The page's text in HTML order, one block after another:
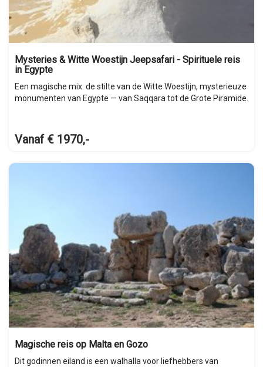
Mysteries & Witte Woestijn Jeepsafari - Spirituele reis
in Egypte
Een magische mix: de stilte van de Witte Woestijn, mysterieuze
monumenten van Egypte — van Saqqara tot de Grote Piramide.
Vanaf € 1970,-
Magische reis op Malta en Gozo
Dit godinnen eiland is een walhalla voor liefhebbers van